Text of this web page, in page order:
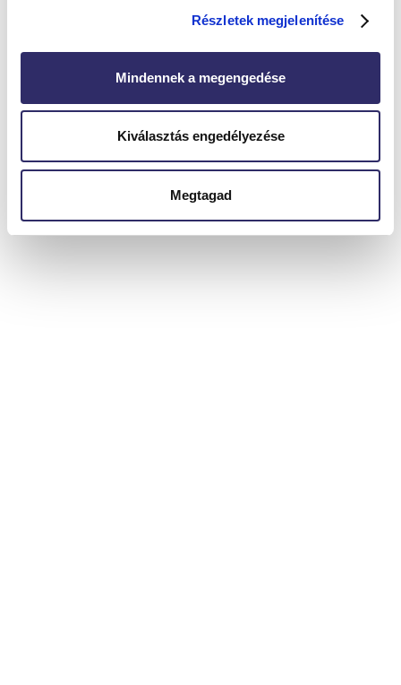
Részletek megjelenítése
Mindennek a megengedése
Kiválasztás engedélyezése
Megtagad